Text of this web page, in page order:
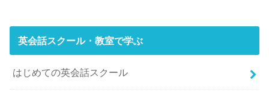
英会話スクール・教室で学ぶ
はじめての英会話スクール